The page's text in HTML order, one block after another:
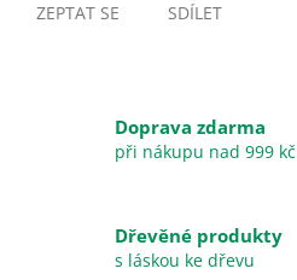
ZEPTAT SE SDÍLET
Doprava zdarma
při nákupu nad 999 kč
Dřevěné produkty
s láskou ke dřevu